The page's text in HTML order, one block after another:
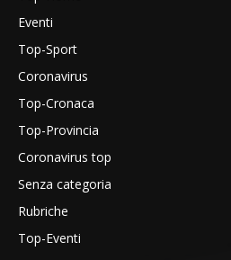
Eventi
Top-Sport
Coronavirus
Top-Cronaca
Top-Provincia
Coronavirus top
Senza categoria
Rubriche
Top-Eventi